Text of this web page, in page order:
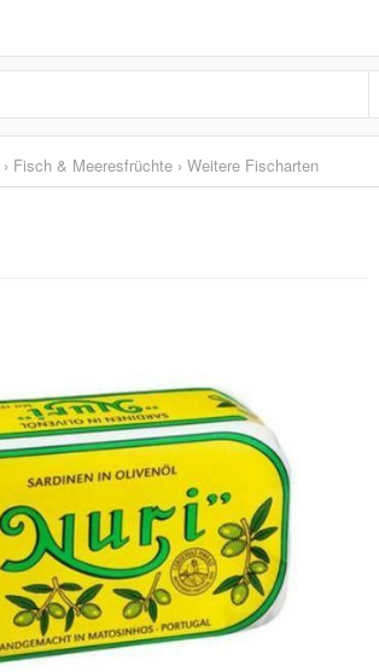
› Fisch & Meeresfrüchte › Weitere Fischarten